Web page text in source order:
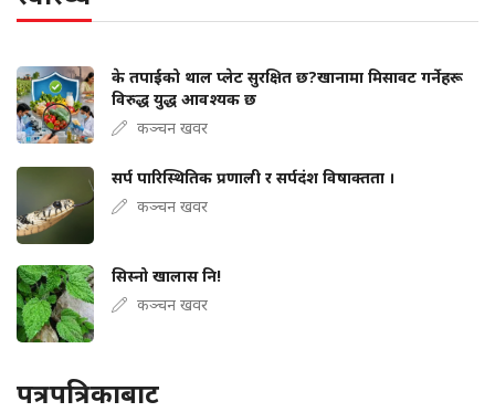
के तपाईंको थाल प्लेट सुरक्षित छ?खानामा मिसावट गर्नेहरू
विरुद्ध युद्ध आवश्यक छ
कञ्चन खवर
सर्प पारिस्थितिक प्रणाली र सर्पदंश विषाक्तता ।
कञ्चन खवर
सिस्नो खालास नि!
कञ्चन खवर
पत्रपत्रिकाबाट